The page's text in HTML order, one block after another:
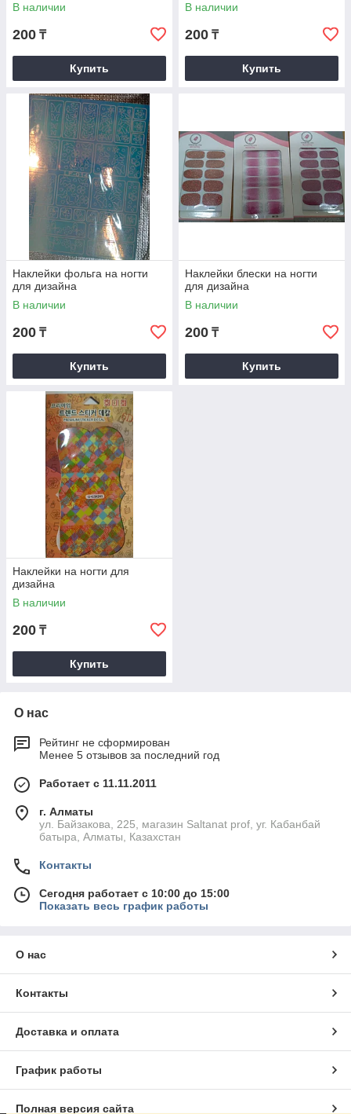
В наличии
200 ₸
Купить
В наличии
200 ₸
Купить
Наклейки фольга на ногти
для дизайна
В наличии
200 ₸
Купить
Наклейки блески на ногти
для дизайна
В наличии
200 ₸
Купить
Наклейки на ногти для
дизайна
В наличии
200 ₸
Купить
О нас
Рейтинг не сформирован
Менее 5 отзывов за последний год
Работает с 11.11.2011
г. Алматы
ул. Байзакова, 225, магазин Saltanat prof, уг. Кабанбай
батыра, Алматы, Казахстан
Контакты
Сегодня работает с 10:00 до 15:00
Показать весь график работы
О нас
Контакты
Доставка и оплата
График работы
Полная версия сайта